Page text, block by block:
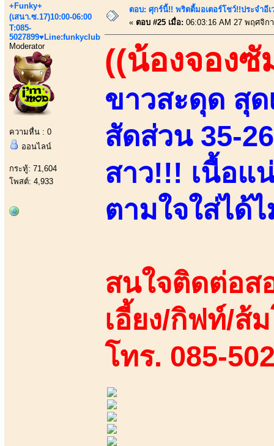
+Funky+
(เสนา.ซ.17)10:00-06:00
T:085-
5027899♥Line:funkyclub
Moderator
ความหื่น : 0
ออนไลน์
กระทู้: 71,604
โพสต์: 4,933
ตอบ: ศุกร์นี้!! พริตตี้มอเตอร์โชว์!!ประจำอี
« ตอบ #25 เมื่อ: 06:03:16 AM 27 พฤศจิก
((น้องจองซั
ขาวสะดุด สุด
สัดส่วน 35-
สาว!!! เนื้อ
ตามใจใส่ได้
สนใจติดต่อส
เอี้ยง/กิฟท์/ส้
โทร. 085-